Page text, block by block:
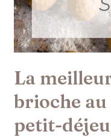
La
brioche
petit-